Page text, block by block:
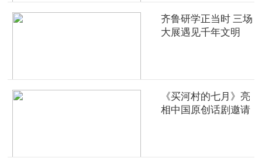
齐鲁研学正当时 三场
大展遇见千年文明
《买河村的七月》亮
相中国原创话剧邀请